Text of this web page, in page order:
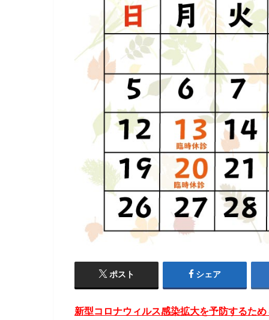
ポスト シェア
新型コロナウィルス感染拡大を予防するた